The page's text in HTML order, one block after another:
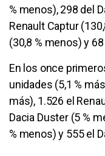
% menos), 298 del
Renault Captur
(30,8 % menos) y
En los once
unidades (5,1 %
más), 1.526 el
Dacia Duster (5 %
% menos) y 555 el